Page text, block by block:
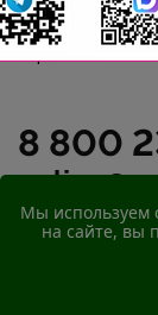
Контакты
Гарантия
8 800
© 2026ООО
Мы используем
на сайте, вы